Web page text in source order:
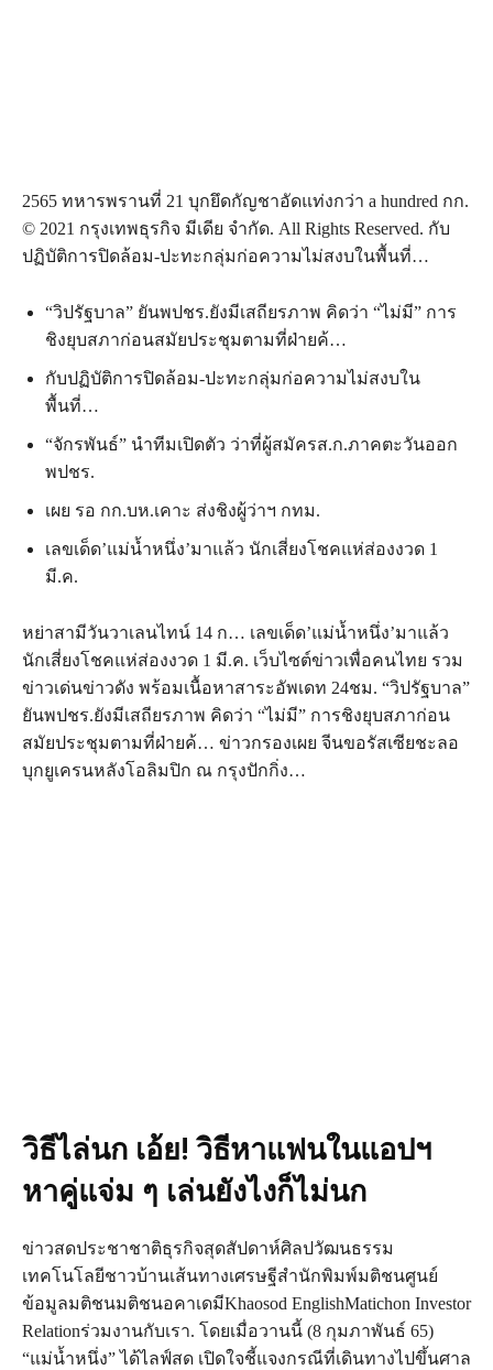
2565 ทหารพรานที่ 21 บุกยึดกัญชาอัดแท่งกว่า a hundred กก.
© 2021 กรุงเทพธุรกิจ มีเดีย จำกัด. All Rights Reserved. กับ
ปฏิบัติการปิดล้อม-ปะทะกลุ่มก่อความไม่สงบในพื้นที่…
“วิปรัฐบาล” ยันพปชร.ยังมีเสถียรภาพ คิดว่า “ไม่มี” การ
ชิงยุบสภาก่อนสมัยประชุมตามที่ฝ่ายค้…
กับปฏิบัติการปิดล้อม-ปะทะกลุ่มก่อความไม่สงบใน
พื้นที่…
“จักรพันธ์” นำทีมเปิดตัว ว่าที่ผู้สมัครส.ก.ภาคตะวันออก
พปชร.
เผย รอ กก.บห.เคาะ ส่งชิงผู้ว่าฯ กทม.
เลขเด็ด’แม่น้ำหนึ่ง’มาแล้ว นักเสี่ยงโชคแห่ส่องงวด 1
มี.ค.
หย่าสามีวันวาเลนไทน์ 14 ก… เลขเด็ด’แม่น้ำหนึ่ง’มาแล้ว
นักเสี่ยงโชคแห่ส่องงวด 1 มี.ค. เว็บไซต์ข่าวเพื่อคนไทย รวม
ข่าวเด่นข่าวดัง พร้อมเนื้อหาสาระอัพเดท 24ชม. “วิปรัฐบาล”
ยันพปชร.ยังมีเสถียรภาพ คิดว่า “ไม่มี” การชิงยุบสภาก่อน
สมัยประชุมตามที่ฝ่ายค้… ข่าวกรองเผย จีนขอรัสเซียชะลอ
บุกยูเครนหลังโอลิมปิก ณ กรุงปักกิ่ง…
วิธีไล่นก เอ้ย! วิธีหาแฟนในแอปฯ
หาคู่แจ่ม ๆ เล่นยังไงก็ไม่นก
ข่าวสดประชาชาติธุรกิจสุดสัปดาห์ศิลปวัฒนธรรม
เทคโนโลยีชาวบ้านเส้นทางเศรษฐีสำนักพิมพ์มติชนศูนย์
ข้อมูลมติชนมติชนอคาเดมีKhaosod EnglishMatichon Investor
Relationร่วมงานกับเรา. โดยเมื่อวานนี้ (8 กุมภาพันธ์ 65)
“แม่น้ำหนึ่ง” ได้ไลฟ์สด เปิดใจชี้แจงกรณีที่เดินทางไปขึ้นศาล